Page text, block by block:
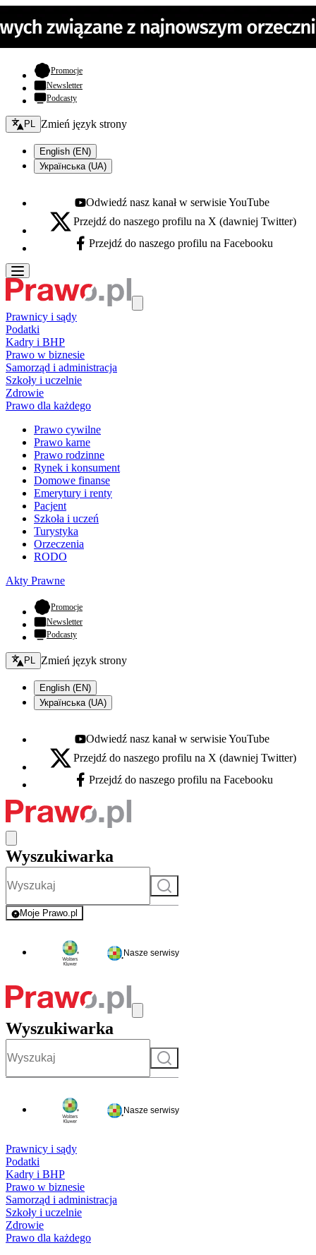
Promocje- otwiera się w nowej karcie
Newsletter
Podcasty
Zmień język - bieżący:
PL Zmień język strony
English (EN)
Українська (UA)
Youtube - otwiera się w nowej karcie
Odwiedź nasz kanał w serwisie YouTube
X - otwiera się w nowej karcie
Przejdź do naszego profilu na X (dawniej Twitter)
Facebook - otwiera się w nowej karcie
Przejdź do naszego profilu na Facebooku
Prawnicy i sądy
Podatki
Kadry i BHP
Prawo w biznesie
Samorząd i administracja
Szkoły i uczelnie
Zdrowie
Prawo dla każdego
Prawo cywilne
Prawo karne
Prawo rodzinne
Rynek i konsument
Domowe finanse
Emerytury i renty
Pacjent
Szkoła i uczeń
Turystyka
Orzeczenia
RODO
Akty Prawne
Promocje- otwiera się w nowej karcie
Newsletter
Podcasty
Zmień język - bieżący:
PL Zmień język strony
English (EN)
Українська (UA)
Youtube - otwiera się w nowej karcie
Odwiedź nasz kanał w serwisie YouTube
X - otwiera się w nowej karcie
Przejdź do naszego profilu na X (dawniej Twitter)
Facebook - otwiera się w nowej karcie
Przejdź do naszego profilu na Facebooku
Wyszukiwarka
Szukaj
Moje Prawo.pl
- rejestracja i logowanie do serwisu
Nasze serwisy
Wyszukiwarka
Szukaj
Nasze serwisy
Prawnicy i sądy
Podatki
Kadry i BHP
Prawo w biznesie
Samorząd i administracja
Szkoły i uczelnie
Zdrowie
Prawo dla każdego